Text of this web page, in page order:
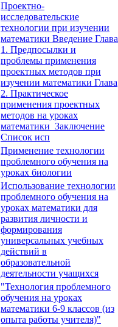
Проектно-
исследовательские
технологии при изучении
математики Введение Глава
1. Предпосылки и
проблемы применения
проектных методов при
изучении математики Глава
2. Практическое
применения проектных
методов на уроках
математики Заключение
Список исп
Применение технологии
проблемного обучения на
уроках биологии
Использование технологии
проблемного обучения на
уроках математики для
развития личности и
формирования
универсальных учебных
действий в
образовательной
деятельности учащихся
"Технология проблемного
обучения на уроках
математики 6-9 классов (из
опыта работы учителя)"